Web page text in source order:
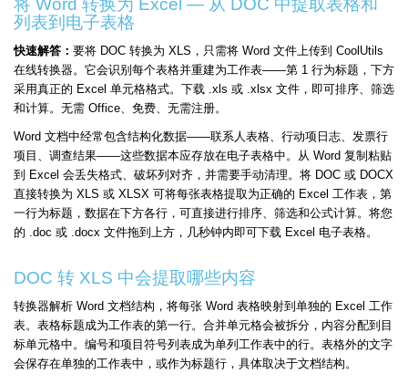
将 Word 转换为 Excel — 从 DOC 中提取表格和
列表到电子表格
快速解答： 要将 DOC 转换为 XLS，只需将 Word 文件上传到 CoolUtils
在线转换器。它会识别每个表格并重建为工作表——第 1 行为标题，下方
采用真正的 Excel 单元格格式。下载 .xls 或 .xlsx 文件，即可排序、筛选
和计算。无需 Office、免费、无需注册。
Word 文档中经常包含结构化数据——联系人表格、行动项日志、发票行
项目、调查结果——这些数据本应存放在电子表格中。从 Word 复制粘贴
到 Excel 会丢失格式、破坏列对齐，并需要手动清理。将 DOC 或 DOCX
直接转换为 XLS 或 XLSX 可将每张表格提取为正确的 Excel 工作表，第
一行为标题，数据在下方各行，可直接进行排序、筛选和公式计算。将您
的 .doc 或 .docx 文件拖到上方，几秒钟内即可下载 Excel 电子表格。
DOC 转 XLS 中会提取哪些内容
转换器解析 Word 文档结构，将每张 Word 表格映射到单独的 Excel 工作
表。表格标题成为工作表的第一行。合并单元格会被拆分，内容分配到目
标单元格中。编号和项目符号列表成为单列工作表中的行。表格外的文字
会保存在单独的工作表中，或作为标题行，具体取决于文档结构。